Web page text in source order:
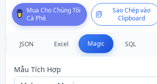
Mua Cho Chúng Tôi
Cà Phê
Sao Chép vào
Clipboard
JSON Excel Magic SQL
Mẫu Tích Hợp
Trường thứ 1, thứ 2 ... củatiêu đề , tức là {hA} {hB} ...
Trường thứ 1, thứ 2 ... của hàng hiện tại, tức là {$A} {$B}
Phân tách hàng hiện tại bằng chuỗi sau
dòng của hànghiện tại từ 1 hoặc 100
Thực thimã JavaScript, ví dụ: {x new Date()}